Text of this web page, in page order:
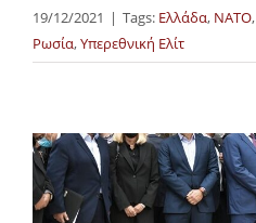
19/12/2021 | Tags: Ελλάδα, ΝΑΤΟ,
Ρωσία,Υπερεθνική Ελίτ